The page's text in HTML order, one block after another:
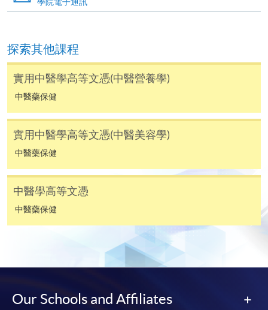
中指定所須文件(如學歷證明)。系統只支援doc,
繳交所需費用
申請人可使用以下方式繳交報名費或課程費用:
繳費靈網上服務- 申請人須先開立繳費靈戶口及設
定繳費靈網上密碼。有關如何申請繳費靈戶口及密
碼，請瀏覽繳費靈網址
*信用咭網上繳費服務
Mastercard（包括「香港大學專業進修學院
Mastercard卡」）繳付學費。
*香港大學專業進修學院Mastercard卡持有人如欲享用十個
月免息分期付款優惠，必須親臨本學院設有報名服務的教
如欲了解如何於網上報讀新課程及繳費，請瀏覽網上
學院電子通訊
探索其他課程
實用中醫學高等文憑(中醫營養學)
中醫藥保健
實用中醫學高等文憑(中醫美容學)
中醫藥保健
中醫學高等文憑
中醫藥保健
Our Schools and Affiliates